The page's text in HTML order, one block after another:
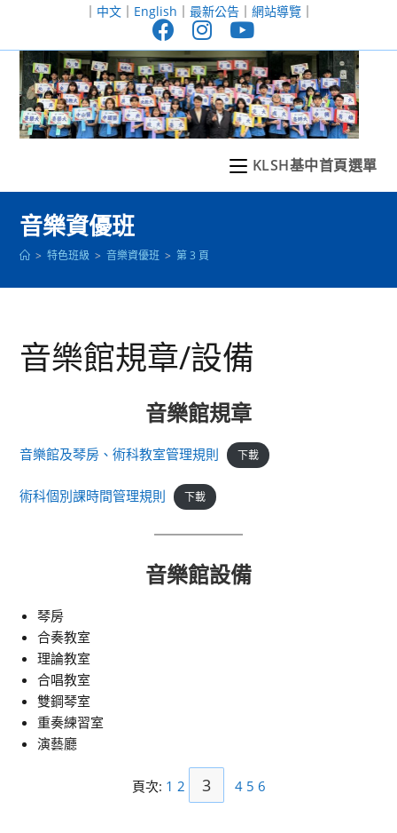
至
｜ 中文｜ English ｜ 最新公告｜ 網站導覽｜
KLSH基中首頁選單
音樂資優班
> 特色班級 > 音樂資優班 > 第 3 頁
音樂館規章/設備
音樂館規章
音樂館及琴房、術科教室管理規則 下載
術科個別課時間管理規則 下載
音樂館設備
琴房
合奏教室
理論教室
合唱教室
雙鋼琴室
重奏練習室
演藝廳
頁次: 1 2 3 4 5 6